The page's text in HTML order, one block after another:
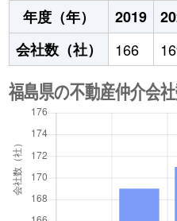
年度（年）
2019
会社数（社）
166